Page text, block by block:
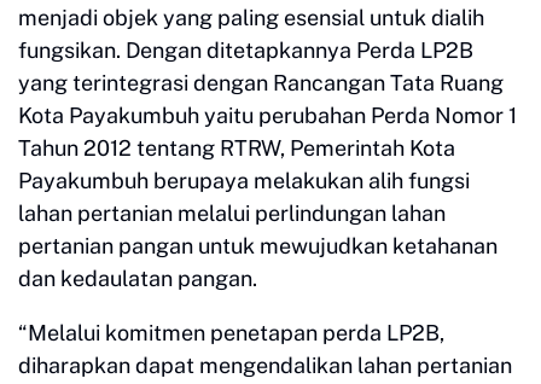
menjadi objek yang paling esensial untuk dialih
fungsikan. Dengan ditetapkannya Perda LP2B
yang terintegrasi dengan Rancangan Tata Ruang
Kota Payakumbuh yaitu perubahan Perda Nomor 1
Tahun 2012 tentang RTRW, Pemerintah Kota
Payakumbuh berupaya melakukan alih fungsi
lahan pertanian melalui perlindungan lahan
pertanian pangan untuk mewujudkan ketahanan
dan kedaulatan pangan.
“Melalui komitmen penetapan perda LP2B,
diharapkan dapat mengendalikan lahan pertanian